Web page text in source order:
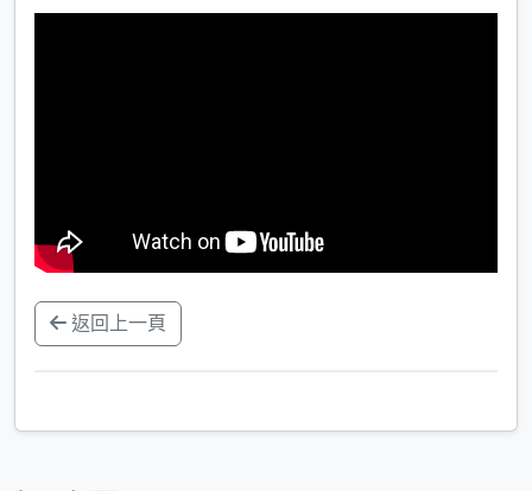
返回上一頁